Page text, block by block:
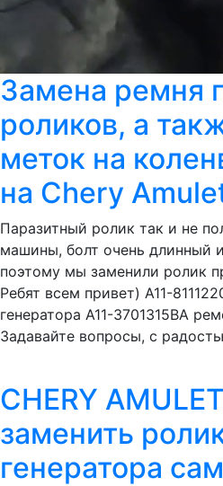
Замена ремня
роликов, а
меток на
на Chery
Паразитный ролик так и не
машины, болт очень длинный
поэтому мы заменили ролик
Ребят всем привет) A11-
генератора A11-3701315BA
Задавайте вопросы, с
CHERY
заменить
генератора